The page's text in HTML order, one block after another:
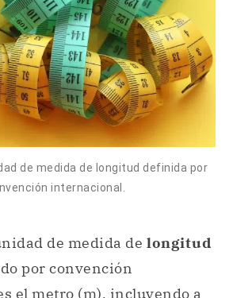
de medida de longitud definida por
internacional.
de medida de longitud
por convención
el metro (m), incluyendo a